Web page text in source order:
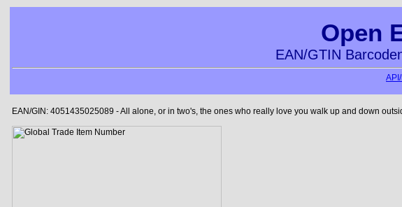
Open
EAN/GTIN
EAN/GIN: 4051435025089 - All alone, or in two's, the ones who really love you walk up and down